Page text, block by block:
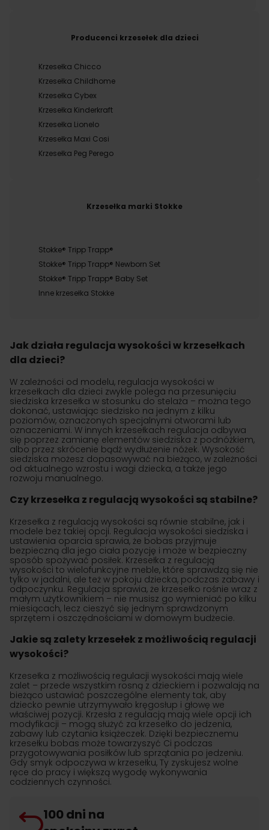
Producenci krzesełek dla dzieci
Krzesełka Chicco
Krzesełka Childhome
Krzesełka Cybex
Krzesełka Kinderkraft
Krzesełka Lionelo
Krzesełka Maxi Cosi
Krzesełka Peg Perego
Krzesełka marki Stokke
Stokke® Tripp Trapp®
Stokke® Tripp Trapp® Newborn Set
Stokke® Tripp Trapp® Baby Set
Inne krzesełka Stokke
Jak działa regulacja wysokości w krzesełkach
dla dzieci?
W zależności od modelu, regulacja wysokości w
krzesełkach dla dzieci zwykle polega na przesunięciu
siedziska krzesełka w stosunku do stelaża – można tego
dokonać, ustawiając siedzisko na jednym z kilku
poziomów, oznaczonych specjalnymi otworami lub
oznaczeniami. W innych krzesełkach regulacja odbywa
się poprzez zamianę elementów siedziska z podnóżkiem,
albo przez skrócenie bądź wydłużenie nóżek. Wysokość
siedziska możesz dopasowywać na bieżąco, w zależności
od aktualnego wzrostu i wagi dziecka, a także jego
rozwoju manualnego.
Czy krzesełka z regulacją wysokości są stabilne?
Krzesełka z regulacją wysokości są równie stabilne, jak i
modele bez takiej opcji. Regulacja wysokości siedziska i
ustawienia oparcia sprawia, że bobas przyjmuje
bezpieczną dla jego ciała pozycję i może w bezpieczny
sposób spożywać posiłek. Krzesełka z regulacją
wysokości to wielofunkcyjne meble, które sprawdzą się nie
tylko w jadalni, ale też w pokoju dziecka, podczas zabawy i
odpoczynku. Regulacja sprawia, że krzesełko rośnie wraz z
małym użytkownikiem – nie musisz go wymieniać po kilku
miesiącach, lecz cieszyć się jednym sprawdzonym
sprzętem i oszczędnościami w domowym budżecie.
Jakie są zalety krzesełek z możliwością regulacji
wysokości?
Krzesełka z możliwością regulacji wysokości mają wiele
zalet – przede wszystkim rosną z dzieckiem i pozwalają na
bieżąco ustawiać poszczególne elementy tak, aby
dziecko pewnie utrzymywało kręgosłup i głowę we
właściwej pozycji. Krzesła z regulacją mają wiele opcji ich
modyfikacji – mogą służyć za krzesełko do jedzenia,
zabawy lub czytania książeczek. Dzięki bezpiecznemu
krzesełku bobas może towarzyszyć Ci podczas
przygotowywania posiłków lub sprzątania po jedzeniu.
Gdy smyk odpoczywa w krzesełku, Ty zyskujesz wolne
ręce do pracy i większą wygodę wykonywania
codziennych czynności.
100 dni na